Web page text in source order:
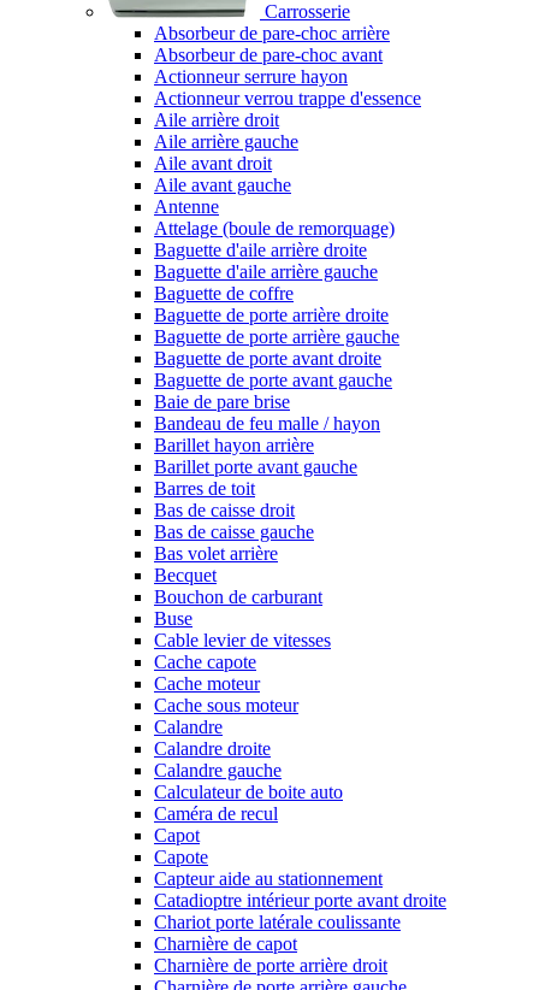
Carrosserie
Absorbeur de pare-choc arrière
Absorbeur de pare-choc avant
Actionneur serrure hayon
Actionneur verrou trappe d'essence
Aile arrière droit
Aile arrière gauche
Aile avant droit
Aile avant gauche
Antenne
Attelage (boule de remorquage)
Baguette d'aile arrière droite
Baguette d'aile arrière gauche
Baguette de coffre
Baguette de porte arrière droite
Baguette de porte arrière gauche
Baguette de porte avant droite
Baguette de porte avant gauche
Baie de pare brise
Bandeau de feu malle / hayon
Barillet hayon arrière
Barillet porte avant gauche
Barres de toit
Bas de caisse droit
Bas de caisse gauche
Bas volet arrière
Becquet
Bouchon de carburant
Buse
Cable levier de vitesses
Cache capote
Cache moteur
Cache sous moteur
Calandre
Calandre droite
Calandre gauche
Calculateur de boite auto
Caméra de recul
Capot
Capote
Capteur aide au stationnement
Catadioptre intérieur porte avant droite
Chariot porte latérale coulissante
Charnière de capot
Charnière de porte arrière droit